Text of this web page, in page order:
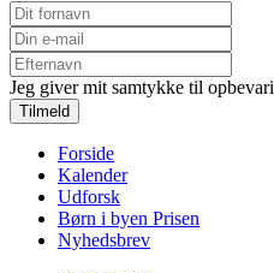
Jeg giver mit samtykke til
Tilmeld
Forside
Kalender
Udforsk
Børn i byen Prisen
Nyhedsbrev